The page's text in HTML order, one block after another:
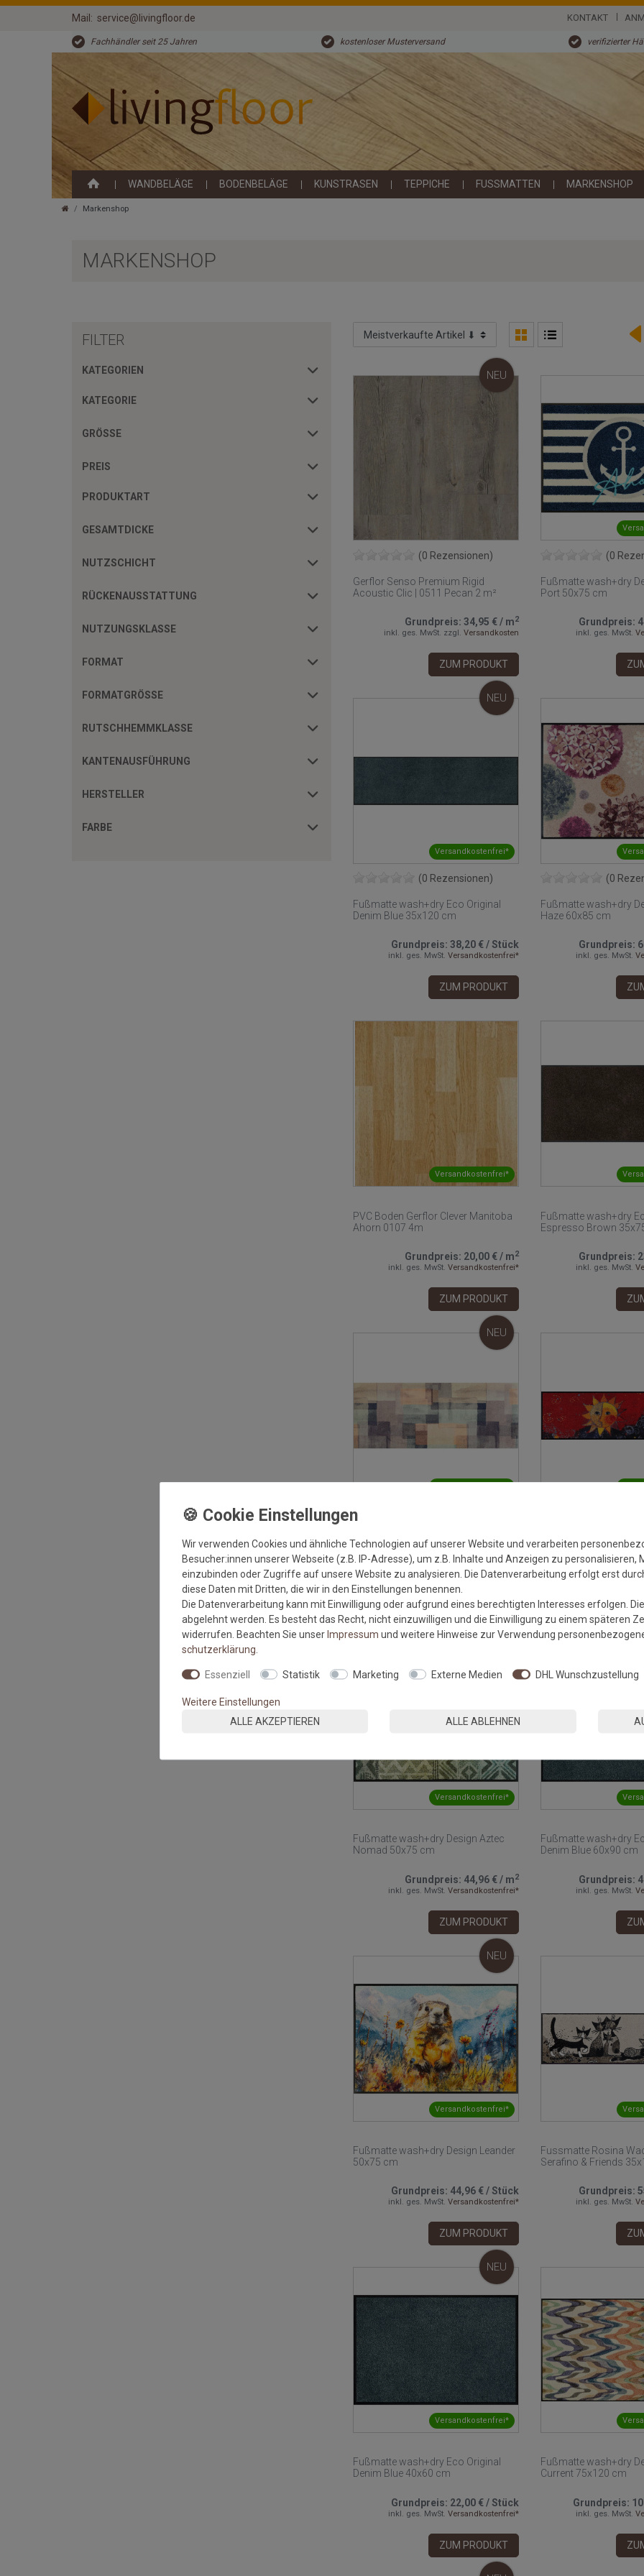
Mail: service@livingfloor.de KONTAKT
Fachhändler seit 25 Jahren kostenloser Musterversand verifizierter
WANDBELÄGE BODENBELÄGE KUNSTRASEN TEPPICHE FUSSMATTEN MARKENSHOP
Markenshop
MARKENSHOP
FILTER
KATEGORIEN
KATEGORIE
GRÖSSE
PREIS
PRODUKTART
GESAMTDICKE
NUTZSCHICHT
RÜCKENAUSSTATTUNG
NUTZUNGSKLASSE
FORMAT
FORMATGRÖSSE
RUTSCHHEMMKLASSE
KANTENAUSFÜHRUNG
HERSTELLER
FARBE
NEU
(0 Rezensionen)
Gerflor Senso Premium Rigid
Acoustic Clic | 0511 Pecan 2 m²
Grundpreis:34,95 €/ m2
inkl. ges. MwSt. zzgl.Versandkosten
ZUM PRODUKT
(0
Fußmatte wash+dry
Port 50x75 cm
Grundpreis:
inkl. ges. MwSt.
Versandkostenfrei*
NEU
(0 Rezensionen)
Fußmatte wash+dry Eco Original
Denim Blue 35x120 cm
Grundpreis:38,20 €/Stück
inkl. ges. MwSt. Versandkostenfrei*
ZUM PRODUKT
(0
Fußmatte wash+dry
Haze 60x85 cm
Grundpreis:
inkl. ges. MwSt.
Versandkostenfrei*
PVC Boden Gerflor Clever Manitoba
Ahorn 0107 4m
Grundpreis: 20,00 €/ m2
inkl. ges. MwSt. Versandkostenfrei*
ZUM PRODUKT
Fußmatte wash+dry
Espresso Brown
Grundpreis:
inkl. ges. MwSt.
NEU
Blocks 80x200 cm
Grundpreis: 224,96 € Stück
inkl. ges. MwSt. Versandkostenfrei*
ZUM PRODUKT
Sole Nuovo 35x120 cm
Grundpreis:
inkl. ges. MwSt.
Versandkostenfrei*
Fußmatte wash+dry Design Aztec
Nomad 50x75 cm
Grundpreis: 44,96 €/ m2
inkl. ges. MwSt. Versandkostenfrei*
ZUM PRODUKT
Fußmatte wash+dry
Denim Blue 60x90 cm
Grundpreis:
inkl. ges. MwSt.
Versandkostenfrei*
NEU
Fußmatte wash+dry Design Leander
50x75 cm
Grundpreis: 44,96 €/Stück
inkl. ges. MwSt. Versandkostenfrei*
ZUM PRODUKT
Fussmatte Rosina
Serafino & Friends
Grundpreis:
inkl. ges. MwSt.
Versandkostenfrei*
NEU
Fußmatte wash+dry Eco Original
Denim Blue 40x60 cm
Grundpreis: 22,00 €/Stück
inkl. ges. MwSt. Versandkostenfrei*
ZUM PRODUKT
Fußmatte wash+dry
Current 75x120 cm
Grundpreis:
inkl. ges. MwSt.
Wir verwenden Cookies und ähnliche Technologien auf unserer Website und verarbeiten
Besucher:innen unserer Webseite (z.B. IP-Adresse), um z.B. Inhalte und Anzeigen zu personalisieren,
einzubinden oder Zugriffe auf unsere Website zu analysieren. Die Datenverarbeitung erfolgt erst
diese Daten mit Dritten, die wir in den Einstellungen benennen.
Die Datenverarbeitung kann mit Einwilligung oder aufgrund eines berechtigten Interesses erfolgen.
abgelehnt werden. Es besteht das Recht, nicht einzuwilligen und die Einwilligung zu einem späteren
widerrufen. Beachten Sie unserImpressum und weitere Hinweise zur Verwendung
schutz­erklärung
Essenziell Statistik Marketing Externe Medien DHL Wunschzustellung
Weitere Einstellungen
ALLE AKZEPTIEREN
ALLE ABLEHNEN